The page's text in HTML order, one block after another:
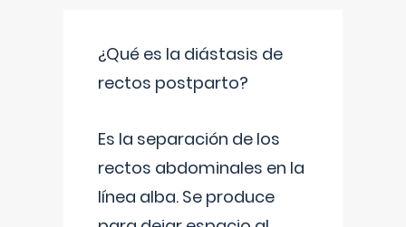
¿Qué es la diástasis de
rectos postparto?
Es la separación de los
rectos abdominales en la
línea alba. Se produce